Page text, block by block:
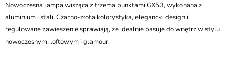
Nowoczesna lampa wisząca z trzema punktami GX53, wykonana z
aluminium i stali. Czarno-złota kolorystyka, elegancki design i
regulowane zawieszenie sprawiają, że idealnie pasuje do wnętrz w stylu
nowoczesnym, loftowym i glamour.